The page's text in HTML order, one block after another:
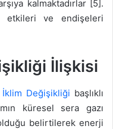
kalmaktadırlar [5].
etkileri ve endişeleri
İlişkisi
İklim Değişikliği başlıklı
küresel sera gazı
belirtilerek enerji